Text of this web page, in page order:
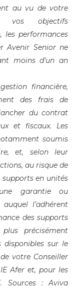
au vu de votre
vos objectifs
les performances
Avenir Senior ne
moins d’un an
financière,
des frais de
du contrat
et fiscaux. Les
soumis
et, selon leur
au risque de
supports en unités
garantie ou
l’adhérent
des supports
précisément
disponibles sur le
votre Conseiller
Afer et, pour les
Sources : Aviva